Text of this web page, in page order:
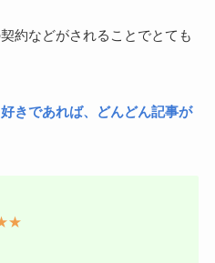
約などがされることでとても
きであれば、どんどん記事が